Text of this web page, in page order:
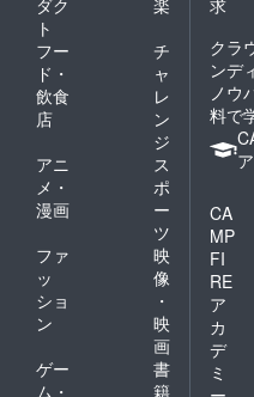
ト
フー
ド・
飲食
店
チ
ャ
レ
ン
ジ
アニ
メ・
漫画
ス
ポ
ー
ツ
ファ
ッ
ショ
ン
映
像
・
映
画
ゲー
ム・
書
籍
クラ
ンデ
ノウ
料で
CA
MP
FI
RE
ア
カ
デ
ミ